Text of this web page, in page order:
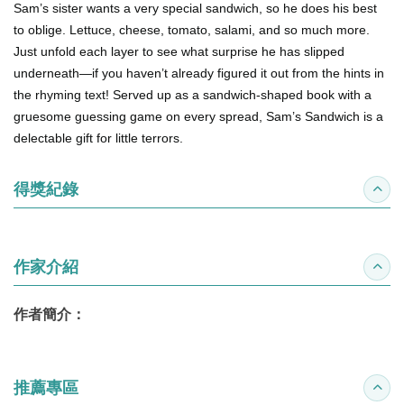
Sam’s sister wants a very special sandwich, so he does his best
to oblige. Lettuce, cheese, tomato, salami, and so much more.
Just unfold each layer to see what surprise he has slipped
underneath—if you haven’t already figured it out from the hints in
the rhyming text! Served up as a sandwich-shaped book with a
gruesome guessing game on every spread, Sam’s Sandwich is a
delectable gift for little terrors.
得獎紀錄 收合
作家介紹 收合
作者簡介：
推薦專區 收合